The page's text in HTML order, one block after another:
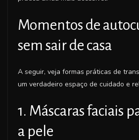
Momentos de
sem sair de casa
A seguir, veja formas práticas de
um verdadeiro espaço de cuidado e
1. Máscaras faciais
a pele